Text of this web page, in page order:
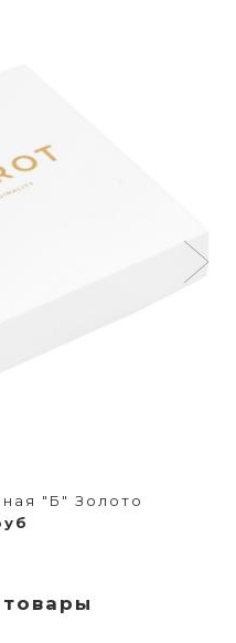
"Б" Золото